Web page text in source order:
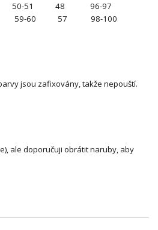
51 48 96-97
59-60 57 98-100
jsou zafixovány, takže nepouští.
ale doporučuji obrátit naruby, aby